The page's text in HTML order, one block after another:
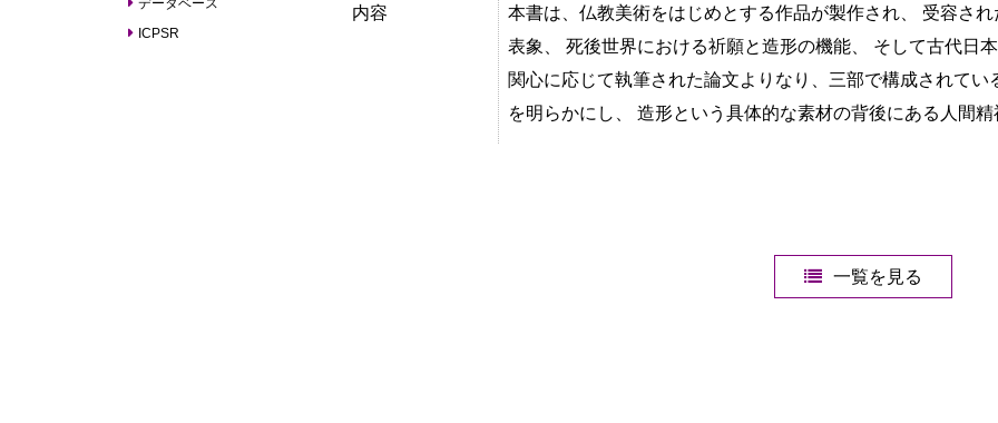
内容
本書は、仏教美術をはじめとする作品が製作され、 受容さ
表象、 死後世界における祈願と造形の機能、 そして古代日
関心に応じて執筆された論文よりなり、三部で構成されて
を明らかにし、 造形という具体的な素材の背後にある人間
一覧を見る
データベース
ICPSR